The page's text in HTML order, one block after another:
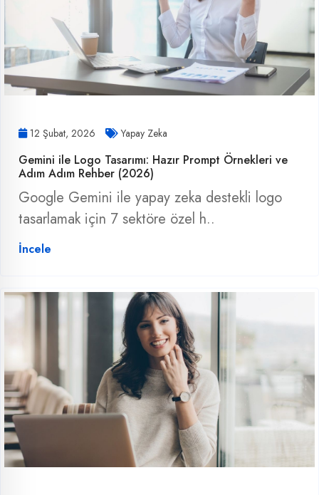
12 Şubat, 2026 Yapay Zeka
Gemini ile Logo Tasarımı: Hazır Prompt Örnekleri ve
Adım Adım Rehber (2026)
Google Gemini ile yapay zeka destekli logo
tasarlamak için 7 sektöre özel h..
İncele